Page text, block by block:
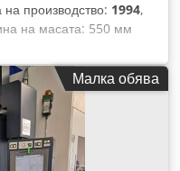
на производство: 1994,
на масата: 550 мм
MGE20 Ход по X-ос:
Z-ос: 250 мм Тегло на
инструменти: 8
5,00 т Djdpfx
3,00 x
машина с управление
електроден магазин
Малка обява